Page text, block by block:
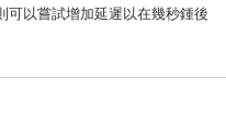
以嘗試增加延遲以在幾秒鍾後